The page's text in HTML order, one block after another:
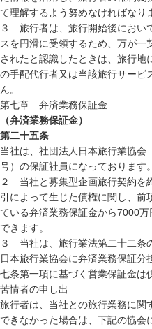
て理解するよう努めなければなり
３ 旅行者は、旅行開始後におい
スを円滑に受領するため、万が
されたと認識したときは、旅行地
の手配代行者又は当該旅行サービ
ん。
第七章 弁済業務保証金
（弁済業務保証金）
第二十五条
当社は、社団法人日本旅行業協会
号）の保証社員になっております。
２ 当社と募集型企画旅行契約を
引によって生じた債権に関し、前
ている弁済業務保証金から7000
できます。
３ 当社は、旅行業法第二十二条
日本旅行業協会に弁済業務保証
七条第一項に基づく営業保証金は
苦情者の申し出
旅行者は、当社との旅行業務に関
できなかった場合は、下記の協会